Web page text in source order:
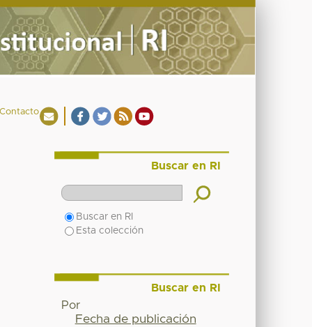
Contacto
Buscar en RI
Buscar en RI
Esta colección
Buscar en RI
Por
Fecha de publicación